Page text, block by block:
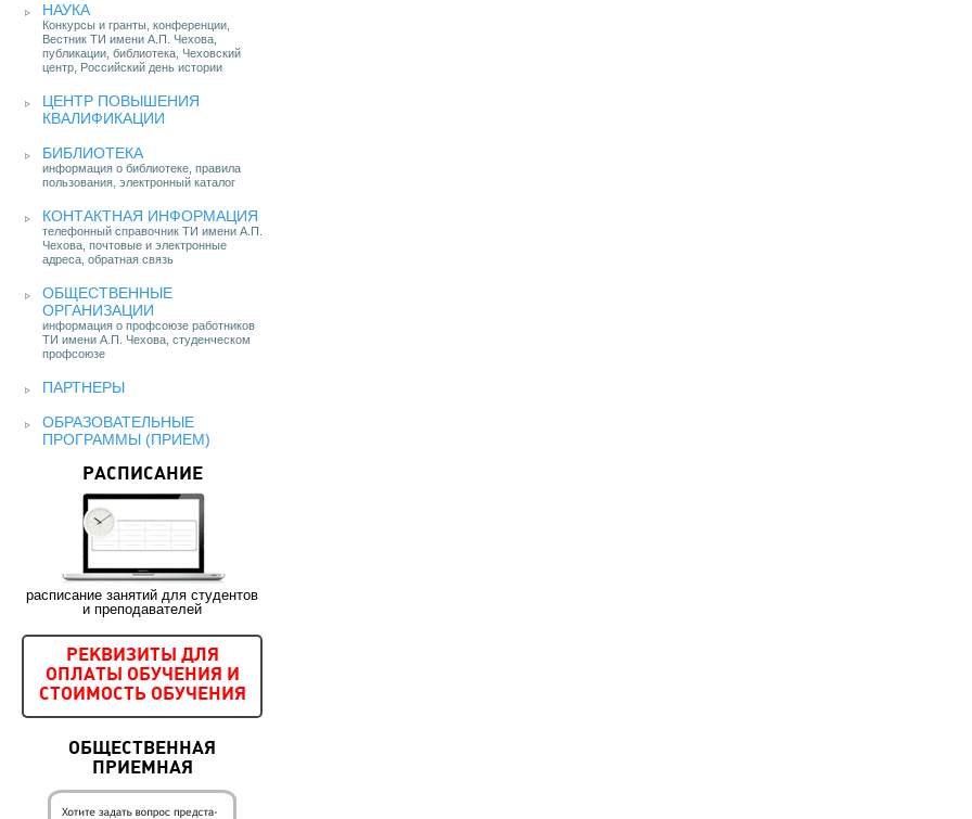
НАУКА
Конкурсы и гранты, конференции,
Вестник ТИ имени А.П. Чехова,
публикации, библиотека, Чеховский
центр, Российский день истории
ЦЕНТР ПОВЫШЕНИЯ
КВАЛИФИКАЦИИ
БИБЛИОТЕКА
информация о библиотеке, правила
пользования, электронный каталог
КОНТАКТНАЯ ИНФОРМАЦИЯ
телефонный справочник ТИ имени А.П.
Чехова, почтовые и электронные
адреса, обратная связь
ОБЩЕСТВЕННЫЕ
ОРГАНИЗАЦИИ
информация о профсоюзе работников
ТИ имени А.П. Чехова, студенческом
профсоюзе
ПАРТНЕРЫ
ОБРАЗОВАТЕЛЬНЫЕ
ПРОГРАММЫ (ПРИЕМ)
РАСПИСАНИЕ
расписание занятий для студентов
и преподавателей
РЕКВИЗИТЫ ДЛЯ
ОПЛАТЫ ОБУЧЕНИЯ И
СТОИМОСТЬ ОБУЧЕНИЯ
ОБЩЕСТВЕННАЯ
ПРИЕМНАЯ